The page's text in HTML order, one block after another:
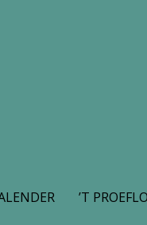
’T